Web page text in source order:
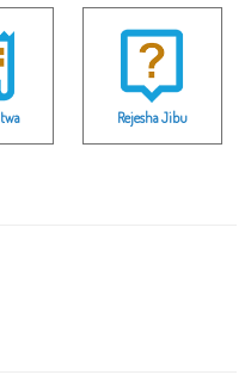
Rejesha Jibu